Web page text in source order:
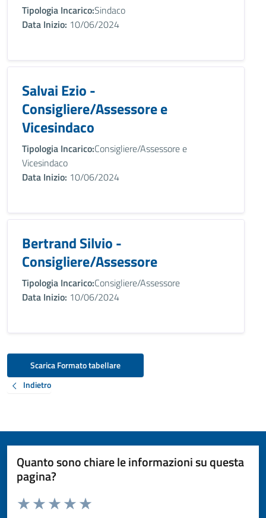
Tipologia Incarico:Sindaco
Data Inizio: 10/06/2024
Salvai Ezio -
Consigliere/Assessore e
Vicesindaco
Tipologia Incarico:Consigliere/Assessore e
Vicesindaco
Data Inizio: 10/06/2024
Bertrand Silvio -
Consigliere/Assessore
Tipologia Incarico:Consigliere/Assessore
Data Inizio: 10/06/2024
Scarica Formato tabellare
Indietro
Quanto sono chiare le informazioni su questa
pagina?
Valuta da 1 a 5 stelle la pagina